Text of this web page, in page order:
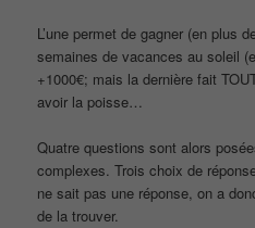
L’une permet de gagner (en plus
semaines de vacances au soleil
+1000€; mais la dernière fait
avoir la poisse…
Quatre questions sont alors
complexes. Trois choix de
ne sait pas une réponse, on a
de la trouver.